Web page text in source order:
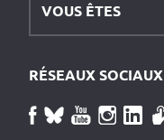
VOUS ÊTES
RÉSEAUX SOCIAUX